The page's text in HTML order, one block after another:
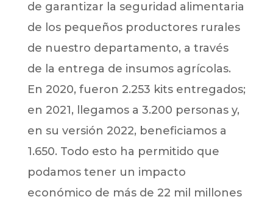
de garantizar la seguridad alimentaria
de los pequeños productores rurales
de nuestro departamento, a través
de la entrega de insumos agrícolas.
En 2020, fueron 2.253 kits entregados;
en 2021, llegamos a 3.200 personas y,
en su versión 2022, beneficiamos a
1.650. Todo esto ha permitido que
podamos tener un impacto
económico de más de 22 mil millones